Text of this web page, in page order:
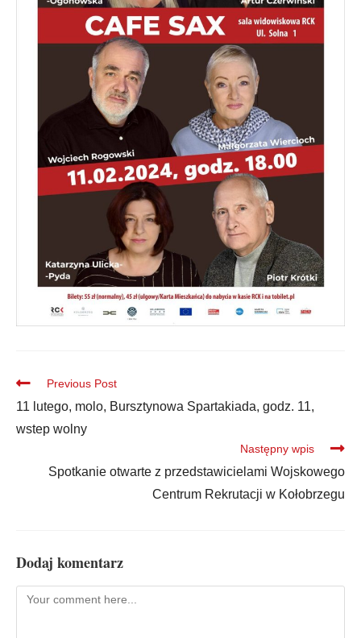
Previous Post
11 lutego, molo, Bursztynowa Spartakiada, godz. 11,
wstep wolny
Następny wpis
Spotkanie otwarte z przedstawicielami Wojskowego
Centrum Rekrutacji w Kołobrzegu
Dodaj komentarz